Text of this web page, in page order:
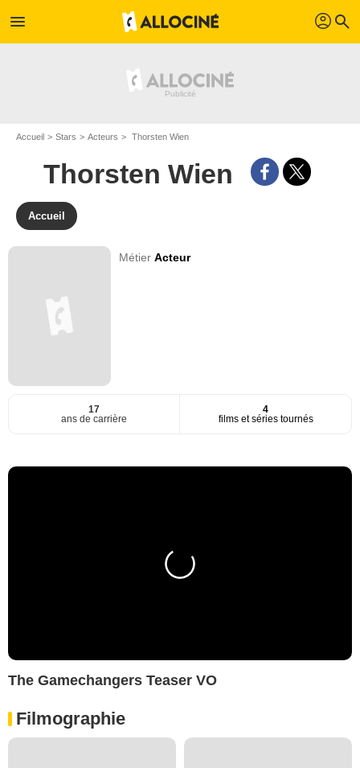
menu profil search
Accueil Stars Acteurs Thorsten Wien
Thorsten Wien
Accueil
MétierActeur
17
ans de carrière
4
films et séries tournés
The Gamechangers Teaser VO
Filmographie